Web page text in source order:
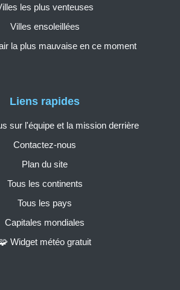
Liens rapides
sur l'équipe et la mission derrière
Contactez-nous
Plan du site
Tous les continents
Tous les pays
Capitales mondiales
🧩 Widget météo gratuit
les plus venteuses
Villes ensoleillées
la plus mauvaise en ce moment